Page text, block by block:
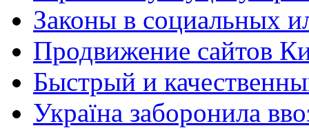
Законы в социальных
Продвижение сайтов
Быстрый и
Україна заборонила